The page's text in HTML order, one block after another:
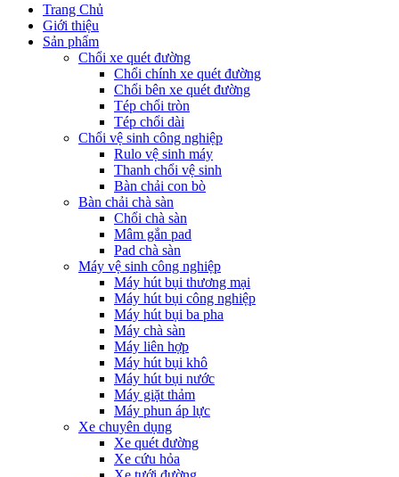
Trang Chủ
Giới thiệu
Sản phẩm
Chổi xe quét đường
Chổi chính xe quét đường
Chổi bên xe quét đường
Tép chổi tròn
Tép chổi dài
Chổi vệ sinh công nghiệp
Rulo vệ sinh máy
Thanh chổi vệ sinh
Bàn chải con bò
Bàn chải chà sàn
Chổi chà sàn
Mâm gắn pad
Pad chà sàn
Máy vệ sinh công nghiệp
Máy hút bụi thương mại
Máy hút bụi công nghiệp
Máy hút bụi ba pha
Máy chà sàn
Máy liên hợp
Máy hút bụi khô
Máy hút bụi nước
Máy giặt thảm
Máy phun áp lực
Xe chuyên dụng
Xe quét đường
Xe cứu hỏa